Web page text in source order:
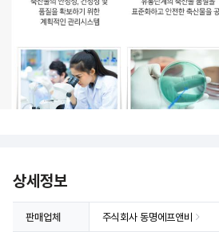
상세정보
판매업체 주식회사 동명에프앤비